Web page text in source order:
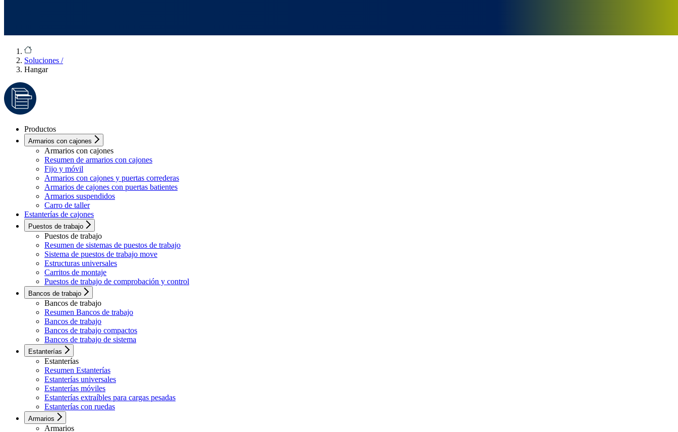
Soluciones /
Hangar
Productos
Armarios con cajones
Armarios con cajones
Resumen de armarios con cajones
Fijo y móvil
Armarios con cajones y puertas correderas
Armarios de cajones con puertas batientes
Armarios suspendidos
Carro de taller
Estanterías de cajones
Puestos de trabajo
Puestos de trabajo
Resumen de sistemas de puestos de trabajo
Sistema de puestos de trabajo move
Estructuras universales
Carritos de montaje
Puestos de trabajo de comprobación y control
Bancos de trabajo
Bancos de trabajo
Resumen Bancos de trabajo
Bancos de trabajo
Bancos de trabajo compactos
Bancos de trabajo de sistema
Estanterías
Estanterías
Resumen Estanterías
Estanterías universales
Estanterías móviles
Estanterías extraíbles para cargas pesadas
Estanterías con ruedas
Armarios
Armarios